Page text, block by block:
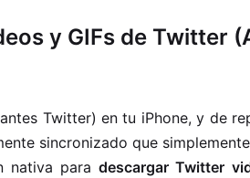
y GIFs de Twitter
Twitter) en tu iPhone, y de
sincronizado que simplemente
nativa paradescargar Twitter